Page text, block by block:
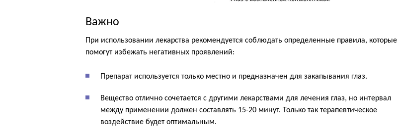
Важно
При использовании лекарства рекомендуется соблюдать определенные правила, которые
помогут избежать негативных проявлений:
Препарат используется только местно и предназначен для закапывания глаз.
Вещество отлично сочетается с другими лекарствами для лечения глаз, но интервал
между применении должен составлять 15-20 минут. Только так терапевтическое
воздействие будет оптимальным.